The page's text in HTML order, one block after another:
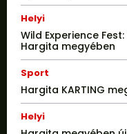
Helyi
Wild Experience
Hargita megyében
Sport
Hargita KARTING
Helyi